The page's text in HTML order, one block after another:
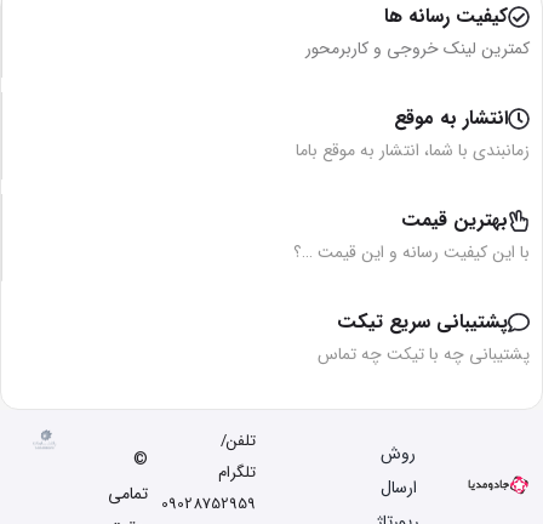
کیفیت رسانه ها
کمترین لینک خروجی و کاربرمحور
انتشار به موقع
زمانبندی با شما، انتشار به موقع باما
بهترین قیمت
با این کیفیت رسانه و این قیمت …؟
پشتیبانی سریع تیکت
پشتیبانی چه با تیکت چه تماس
روش
ارسال
تلفن/
تلگرام
09028752959
©
تمامی